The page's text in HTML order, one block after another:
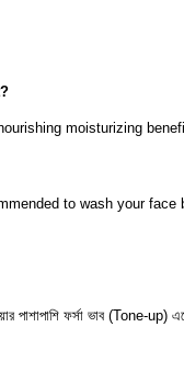
moisturizing
to wash your face
পাশাপাশি ফর্সা ভাব (Tone-up)